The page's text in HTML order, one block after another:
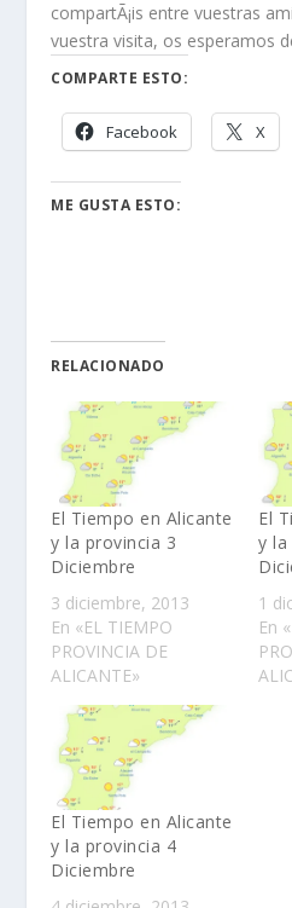
compartÃ¡is entre vuestras
vuestra visita, os esperamos
COMPARTE ESTO:
Facebook X
ME GUSTA ESTO:
RELACIONADO
El Tiempo en Alicante
y la provincia 3
Diciembre
3 diciembre, 2013
En «EL TIEMPO
PROVINCIA DE
ALICANTE»
El
y la
1
En
El Tiempo en Alicante
y la provincia 4
Diciembre